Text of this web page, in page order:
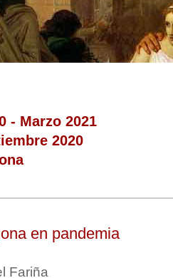
- Marzo 2021
2020
en pandemia
Fariña